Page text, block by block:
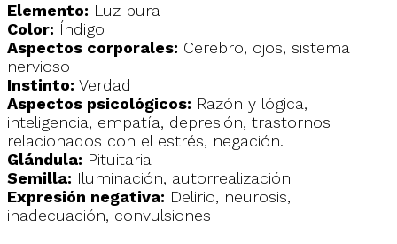
Elemento: Luz pura
Color: Índigo
Aspectos corporales: Cerebro, ojos, sistema
nervioso
Instinto: Verdad
Aspectos psicológicos: Razón y lógica,
inteligencia, empatía, depresión, trastornos
relacionados con el estrés, negación.
Glándula: Pituitaria
Semilla: Iluminación, autorrealización
Expresión negativa: Delirio, neurosis,
inadecuación, convulsiones